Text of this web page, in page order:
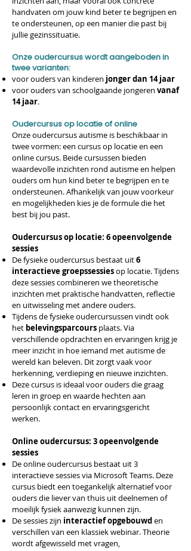
handvaten om jouw kind beter te begrijpen en
te ondersteunen, op een manier die past bij
jullie gezinssituatie.
Onze oudercursus wordt aangeboden in
twee varianten:
voor ouders van kinderen jonger dan 14 jaar
voor ouders van schoolgaande jongeren vanaf
14 jaar.
Oudercursus op locatie of online
Onze oudercursus autisme is beschikbaar in
twee vormen: een cursus op locatie en een
online cursus. Beide cursussen bieden
waardevolle inzichten rond autisme en helpen
ouders om hun kind beter te begrijpen en te
ondersteunen. Afhankelijk van jouw voorkeur
en mogelijkheden kies je de formule die het
best bij jou past.
Oudercursus op locatie: 6 opeenvolgende
sessies
De fysieke oudercursus bestaat uit6
interactieve groepssessiesop locatie. Tijdens
deze sessies combineren we theoretische
inzichten met praktische handvatten, reflectie
en uitwisseling met andere ouders.
Tijdens de fysieke oudercursussen vindt ook
het belevingsparcours plaats. Via
verschillende opdrachten en ervaringen krijg je
meer inzicht in hoe iemand met autisme de
wereld kan beleven. Dit zorgt vaak voor
herkenning, verdieping en nieuwe inzichten.
Deze cursus is ideaal voor ouders die graag
leren in groep en waarde hechten aan
persoonlijk contact en ervaringsgericht
werken.
Online oudercursus: 3 opeenvolgende
sessies
De online oudercursus bestaat uit 3
interactieve sessies via Microsoft Teams. Deze
cursus biedt een toegankelijk alternatief voor
ouders die liever van thuis uit deelnemen of
moeilijk fysiek aanwezig kunnen zijn.
De sessies zijn interactief opgebouwden
verschillen van een klassiek webinar. Theorie
wordt afgewisseld met vragen,